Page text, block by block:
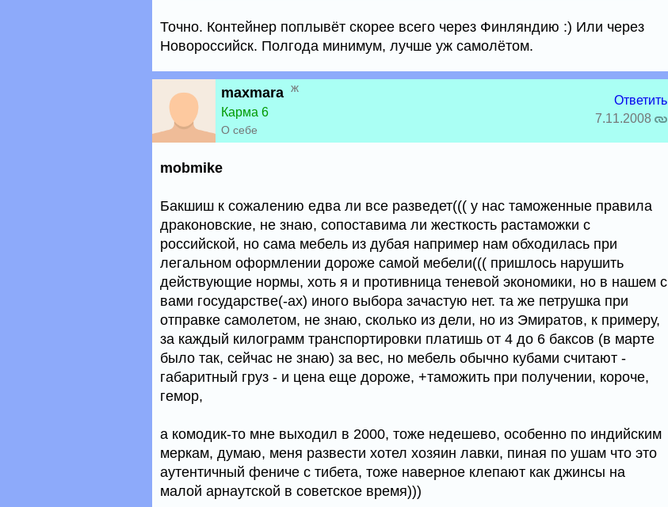
Точно. Контейнер поплывёт скорее всего через Финляндию :) Или через
Новороссийск. Полгода минимум, лучше уж самолётом.
maxmara ж
Карма 6
О себе
Ответить
7.11.2008
mobmike
Бакшиш к сожалению едва ли все разведет((( у нас таможенные правила
драконовские, не знаю, сопоставима ли жесткость растаможки с
российской, но сама мебель из дубая например нам обходилась при
легальном оформлении дороже самой мебели((( пришлось нарушить
действующие нормы, хоть я и противница теневой экономики, но в нашем с
вами государстве(-ах) иного выбора зачастую нет. та же петрушка при
отправке самолетом, не знаю, сколько из дели, но из Эмиратов, к примеру,
за каждый килограмм транспортировки платишь от 4 до 6 баксов (в марте
было так, сейчас не знаю) за вес, но мебель обычно кубами считают -
габаритный груз - и цена еще дороже, +таможить при получении, короче,
гемор,
а комодик-то мне выходил в 2000, тоже недешево, особенно по индийским
меркам, думаю, меня развести хотел хозяин лавки, пиная по ушам что это
аутентичный фениче с тибета, тоже наверное клепают как джинсы на
малой арнаутской в советское время)))